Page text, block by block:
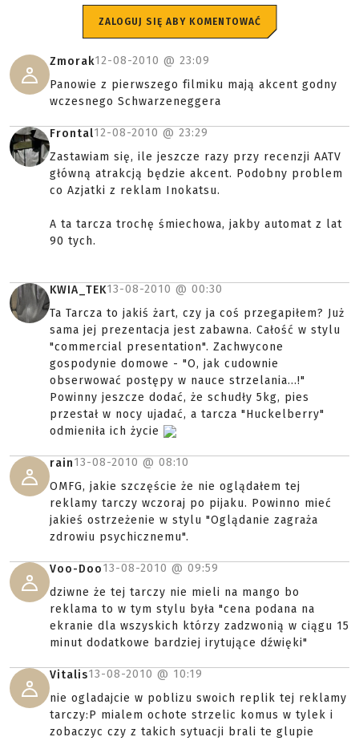
ZALOGUJ SIĘ ABY KOMENTOWAĆ
Zmorak12-08-2010 @ 23:09
Panowie z pierwszego filmiku mają akcent godny
wczesnego Schwarzeneggera
Frontal12-08-2010 @ 23:29
Zastawiam się, ile jeszcze razy przy recenzji AATV
główną atrakcją będzie akcent. Podobny problem
co Azjatki z reklam Inokatsu.
A ta tarcza trochę śmiechowa, jakby automat z lat
90 tych.
KWIA_TEK13-08-2010 @ 00:30
Ta Tarcza to jakiś żart, czy ja coś przegapiłem? Już
sama jej prezentacja jest zabawna. Całość w stylu
"commercial presentation". Zachwycone
gospodynie domowe - "O, jak cudownie
obserwować postępy w nauce strzelania...!"
Powinny jeszcze dodać, że schudły 5kg, pies
przestał w nocy ujadać, a tarcza "Huckelberry"
odmieniła ich życie
rain13-08-2010 @ 08:10
OMFG, jakie szczęście że nie oglądałem tej
reklamy tarczy wczoraj po pijaku. Powinno mieć
jakieś ostrzeżenie w stylu "Oglądanie zagraża
zdrowiu psychicznemu".
Voo-Doo13-08-2010 @ 09:59
dziwne że tej tarczy nie mieli na mango bo
reklama to w tym stylu była "cena podana na
ekranie dla wszyskich którzy zadzwonią w ciągu 15
minut dodatkowe bardziej irytujące dźwięki"
Vitalis13-08-2010 @ 10:19
nie ogladajcie w poblizu swoich replik tej reklamy
tarczy:P mialem ochote strzelic komus w tylek i
zobaczyc czy z takich sytuacji brali te glupie